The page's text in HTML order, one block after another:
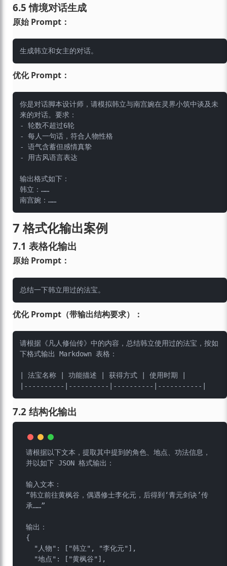
6.5 情境对话生成
原始 Prompt：
优化 Prompt：
你是对话脚本设计师，请模拟韩立与南宫婉在灵界小筑中谈及未
来的对话。要求：
- 轮数不超过6轮
- 每人一句话，符合人物性格
- 语气含蓄但感情真挚
- 用古风语言表达
输出格式如下：
韩立：……
7 格式化输出案例
7.1 表格化输出
原始 Prompt：
优化 Prompt（带输出结构要求）：
请根据《凡人修仙传》中的内容，总结韩立使用过的法宝，按如
下格式输出 Markdown 表格：
| 法宝名称 | 功能描述 | 获得方式 | 使用时期 |
7.2 结构化输出
请根据以下文本，提取其中提到的角色、地点、功法信息，
并以如下 JSON 格式输出：
输入文本：
“韩立前往黄枫谷，偶遇修士李化元，后得到‘青元剑诀’传
承……”
输出：
{